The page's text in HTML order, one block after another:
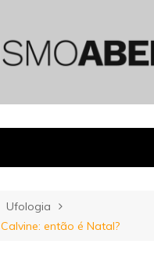
Ufologia
então é Natal?